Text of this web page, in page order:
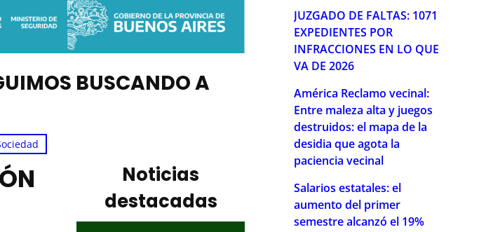
BUSCANDO A
Noticias
destacadas
JUZGADO DE FALTAS: 1071
EXPEDIENTES POR
INFRACCIONES EN LO QUE
VA DE 2026
América Reclamo vecinal:
Entre maleza alta y juegos
destruidos: el mapa de la
desidia que agota la
paciencia vecinal
Salarios estatales: el
aumento del primer
semestre alcanzó el 19%